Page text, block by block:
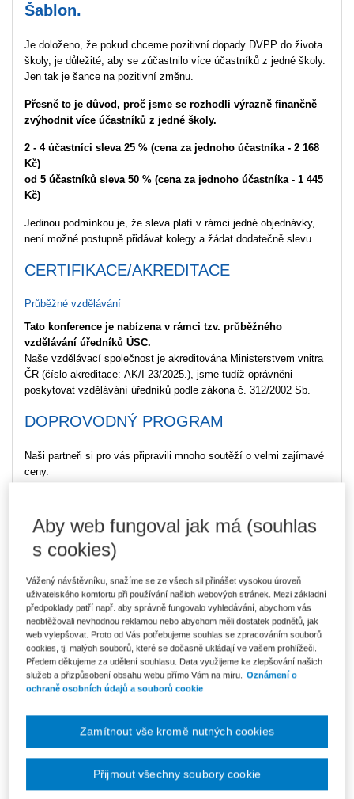
Šablon.
Je doloženo, že pokud chceme pozitivní dopady DVPP do života
školy, je důležité, aby se zúčastnilo více účastníků z jedné školy.
Jen tak je šance na pozitivní změnu.
Přesně to je důvod, proč jsme se rozhodli výrazně finančně
zvýhodnit více účastníků z jedné školy.
2 - 4 účastníci sleva 25 % (cena za jednoho účastníka - 2 168
Kč)
od 5 účastníků sleva 50 % (cena za jednoho účastníka - 1 445
Kč)
Jedinou podmínkou je, že sleva platí v rámci jedné objednávky,
není možné postupně přidávat kolegy a žádat dodatečně slevu.
CERTIFIKACE/AKREDITACE
Průběžné vzdělávání
Tato konference je nabízena v rámci tzv. průběžného
vzdělávání úředníků ÚSC.
Naše vzdělávací společnost je akreditována Ministerstvem vnitra
ČR (číslo akreditace: AK/I-23/2025.), jsme tudíž oprávněni
poskytovat vzdělávání úředníků podle zákona č. 312/2002 Sb.
DOPROVODNÝ PROGRAM
Naši partneři si pro vás připravili mnoho soutěží o velmi zajímavé
ceny.
Foundation:
Koncept rozvoje školní zahrady jako vzdělávacího prostředí
Výherce získá odborně zpracovaný koncept rozvoje školní
zahrady, který je základem pro její proměnu v inspirativní a
funkční vzdělávací prostředí.
Součástí ceny je evaluace stávajícího stavu zahrady s odborníky,
identifikace jejích silných stránek a rozvojového potenciálu,
doporučení pro využití zahrady v souladu s rámcovým
odborná konzultace se zkušeným krajinářským architektem.
škole pomohou cíleně rozvíjet školní zahradu jako místo pro
venkovní výuku, badatelské aktivity, environmentální vzdělávání i
podporu wellbeingu žáků, pedagogů a dalšího personálu.
Aby web fungoval jak má (souhlas
s cookies)
Vážený návštěvníku, snažíme se ze všech sil přinášet vysokou úroveň
uživatelského komfortu při používání našich webových stránek. Mezi základní
předpoklady patří např. aby správně fungovalo vyhledávání, abychom vás
neobtěžovali nevhodnou reklamou nebo abychom měli dostatek podnětů, jak
web vylepšovat. Proto od Vás potřebujeme souhlas se zpracováním souborů
cookies, tj. malých souborů, které se dočasně ukládají ve vašem prohlížeči.
Předem děkujeme za udělení souhlasu. Data využijeme ke zlepšování našich
služeb a přizpůsobení obsahu webu přímo Vám na míru. Oznámení o
ochraně osobních údajů a souborů cookie
Zamítnout vše kromě nutných cookies
Přijmout všechny soubory cookie